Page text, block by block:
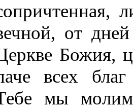
от
Божия,
всех
мы